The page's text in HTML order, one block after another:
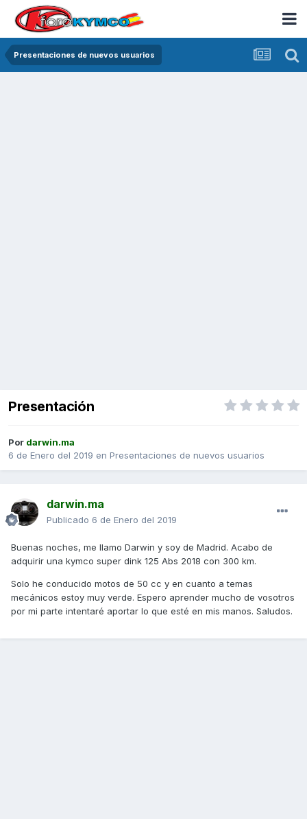
Presentaciones de nuevos usuarios
Presentación
Por darwin.ma
6 de Enero del 2019 en Presentaciones de nuevos usuarios
darwin.ma
Publicado 6 de Enero del 2019
Buenas noches, me llamo Darwin y soy de Madrid. Acabo de
adquirir una kymco super dink 125 Abs 2018 con 300 km.
Solo he conducido motos de 50 cc y en cuanto a temas
mecánicos estoy muy verde. Espero aprender mucho de vosotros
por mi parte intentaré aportar lo que esté en mis manos. Saludos.